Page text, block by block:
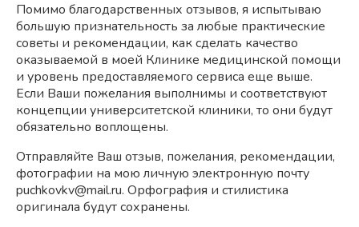
Помимо благодарственных отзывов, я испытываю
большую признательность за любые практические
советы и рекомендации, как сделать качество
оказываемой в моей Клинике медицинской помощи
и уровень предоставляемого сервиса еще выше.
Если Ваши пожелания выполнимы и соответствуют
концепции университетской клиники, то они будут
обязательно воплощены.
Отправляйте Ваш отзыв, пожелания, рекомендации,
фотографии на мою личную электронную почту
puchkovkv@mail.ru. Орфография и стилистика
оригинала будут сохранены.